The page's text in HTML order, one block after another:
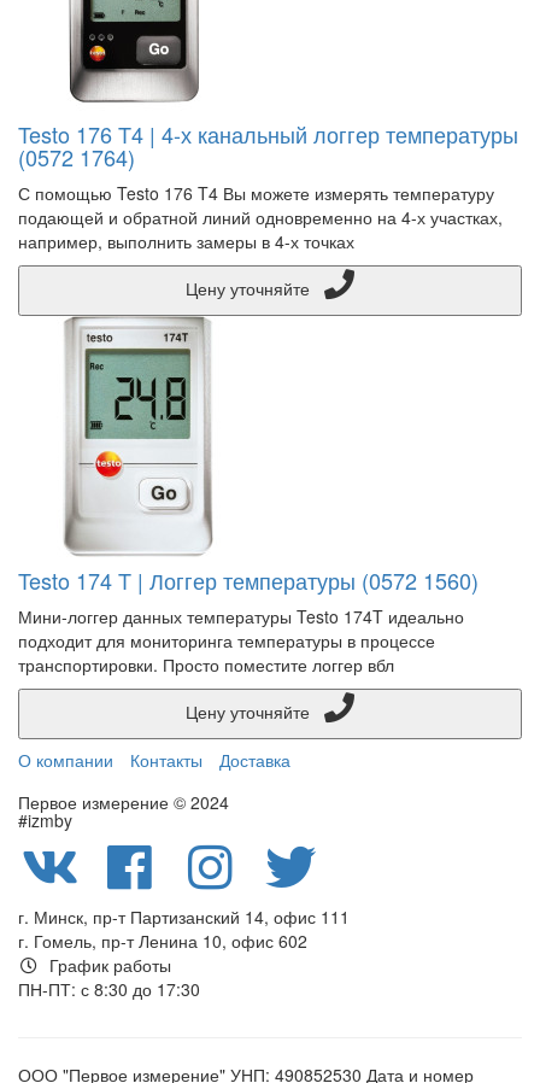
Testo 176 T4 | 4-х канальный логгер температуры
(0572 1764)
С помощью Testo 176 T4 Вы можете измерять температуру
подающей и обратной линий одновременно на 4-х участках,
например, выполнить замеры в 4-х точках
Testo 174 T | Логгер температуры (0572 1560)
Мини-логгер данных температуры Testo 174T идеально
подходит для мониторинга температуры в процессе
транспортировки. Просто поместите логгер вбл
О компании
Контакты
Доставка
Первое измерение © 2024
#izmby
г. Минск, пр-т Партизанский 14, офис 111
г. Гомель, пр-т Ленина 10, офис 602
График работы
ПН-ПТ: с 8:30 до 17:30
ООО "Первое измерение" УНП: 490852530 Дата и номер